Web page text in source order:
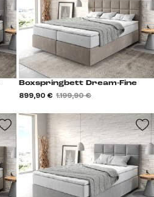
Boxspringbett Dream-Fine
899,90 € 1.199,90 €